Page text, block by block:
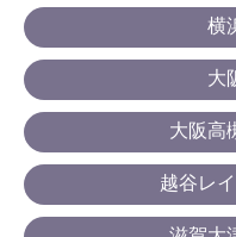
横
大
大阪高
越谷レ